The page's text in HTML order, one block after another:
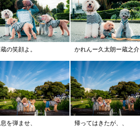
蔵の笑顔よ。 かれんー久太朗ー蔵之介
息を弾ませ、 帰ってはきたが、、